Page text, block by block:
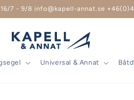
16/7 - 9/8 info@kapell-annat.se
Universal & Annat